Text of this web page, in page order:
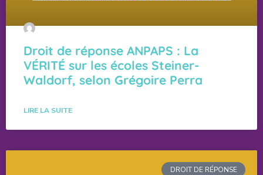
Droit de réponse ANPAPS : La
VÉRITÉ sur les écoles Steiner-
Waldorf, selon Grégoire Perra
LIRE LA SUITE
DROIT DE RÉPONSE